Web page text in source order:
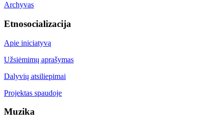
Archyvas
Etnosocializacija
Apie iniciatyvą
Užsiėmimų aprašymas
Dalyvių atsiliepimai
Projektas spaudoje
Muzika